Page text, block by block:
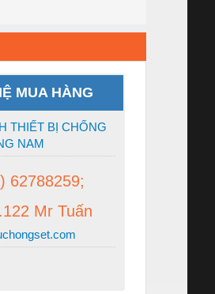
MUA HÀNG
THIẾT BỊ CHỐNG
NAM
62788259;
Mr Tuấn